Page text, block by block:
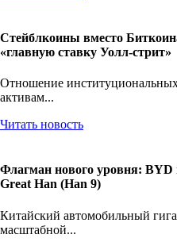
Стейблкоины вместо
«главную ставку Уолл-стрит»
Отношение
активам...
Читать новость
Флагман нового уровня: BYD
Great Han (Han 9)
Китайский автомобильный
масштабной...